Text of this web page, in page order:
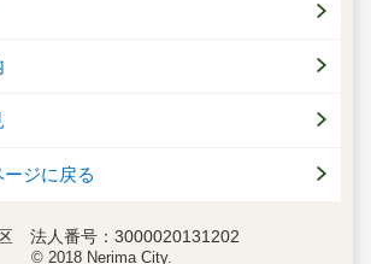
ジに戻る
法人番号：3000020131202
© 2018 Nerima City.